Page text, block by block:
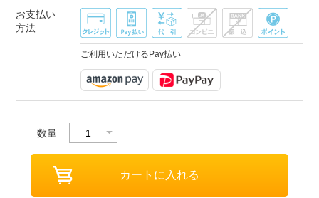
お支払い
方法
ご利用いただけるPay払い
数量